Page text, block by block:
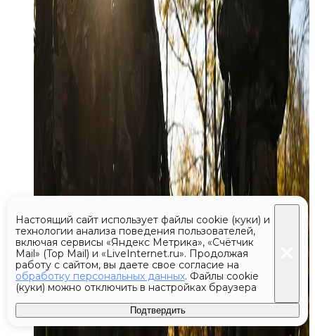
Настоящий сайт использует файлы cookie (куки) и
технологии анализа поведения пользователей,
включая сервисы «Яндекс Метрика», «Счётчик
Mail» (Top Mail) и «LiveInternet.ru». Продолжая
работу с сайтом, вы даете свое согласие на
обработку персональных данных. Файлы cookie
(куки) можно отключить в настройках браузера
Подтвердить